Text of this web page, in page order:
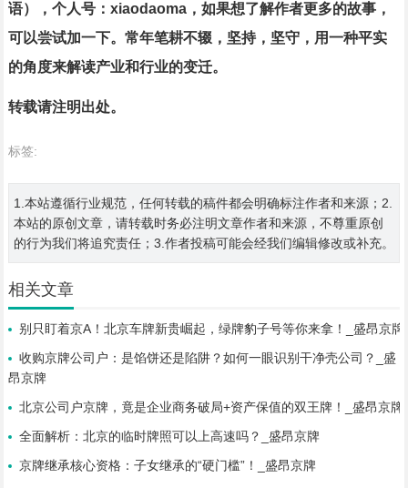
语），个人号：xiaodaoma，如果想了解作者更多的故事，
可以尝试加一下。常年笔耕不辍，坚持，坚守，用一种平实
的角度来解读产业和行业的变迁。
转载请注明出处。
标签:
1.本站遵循行业规范，任何转载的稿件都会明确标注作者和来源；2.
本站的原创文章，请转载时务必注明文章作者和来源，不尊重原创
的行为我们将追究责任；3.作者投稿可能会经我们编辑修改或补充。
相关文章
别只盯着京A！北京车牌新贵崛起，绿牌豹子号等你来拿！_盛昂京牌
收购京牌公司户：是馅饼还是陷阱？如何一眼识别干净壳公司？_盛
昂京牌
北京公司户京牌，竟是企业商务破局+资产保值的双王牌！_盛昂京牌
全面解析：北京的临时牌照可以上高速吗？_盛昂京牌
京牌继承核心资格：子女继承的“硬门槛”！_盛昂京牌